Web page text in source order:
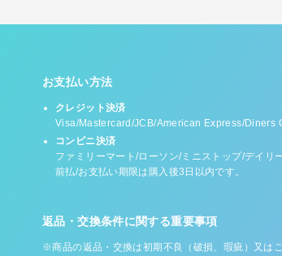
お支払い方法
クレジット決済
Visa/Mastercard/JCB/American Express/Diners
コンビニ決済
ファミリーマート/ローソン/ミニストップ/デイリ
前払/お支払い期限は購入後3日以内です。
返品・交換条件に関する重要事項
※商品の返品・交換は初期不良（破損、瑕疵）又は